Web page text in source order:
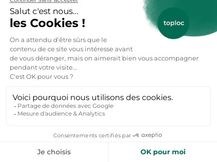
Horaires d’ouverture
: 10h-12h/14h-18h
Epoque: XVIIIe siècle
Plus d’informations: Château de Long
Adresse: Rue de la Somme 80510 Long
Tarif: 11€
Avis Google: 4,5/5 sur 481 avis Google
Château de Picquigny